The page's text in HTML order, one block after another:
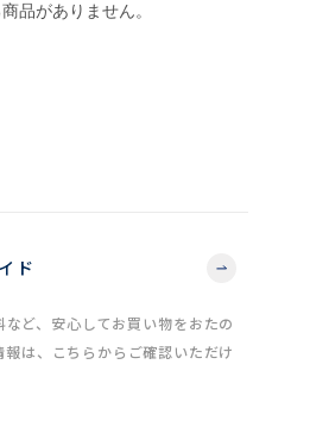
品がありません。
ド
ど、安心してお買い物をおたの
報は、こちらからご確認いただけ